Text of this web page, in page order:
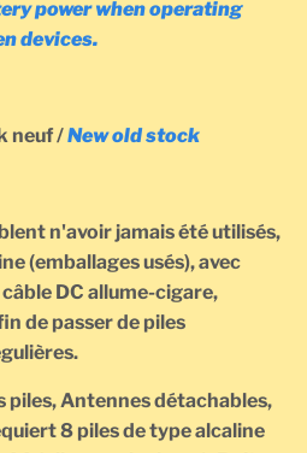
power when operating
devices.
neuf /New old stock
n'avoir jamais été utilisés,
(emballages usés), avec
DC allume-cigare,
de passer de piles
piles, Antennes détachables,
8 piles de type alcaline